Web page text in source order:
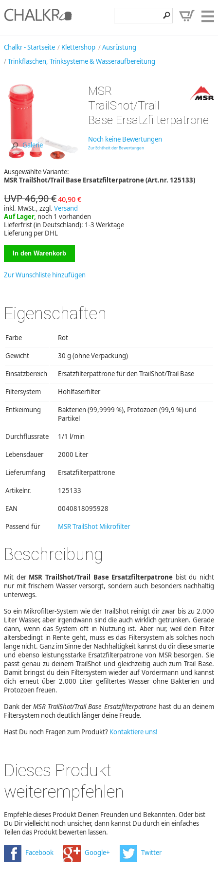
Entdecken
Angebote
Hilfe, Kontakt
Kundenbereich
Chalkr - Startseite Klettershop
Ausrüstung
Trinkflaschen, Trinksysteme & Wasseraufbereitung
Galerie
MSR
TrailShot/Trail
Base Ersatzfilterpatrone
Noch keine Bewertungen
Zur Echtheit der Bewertungen
Ausgewählte Variante:
MSR TrailShot/Trail Base Ersatzfilterpatrone (Art.nr. 125133)
UVP 46,90 €40,90 €
inkl. MwSt., zzgl. Versand
Auf Lager, noch 1 vorhanden
Lieferfrist (in Deutschland): 1-3 Werktage
Lieferung per DHL
Zur Wunschliste hinzufügen
Eigenschaften
Farbe Rot
Gewicht 30 g (ohne Verpackung)
Einsatzbereich Ersatzfilterpattrone für den TrailShot/Trail Base
Filtersystem Hohlfaserfilter
Entkeimung
Bakterien (99,9999 %), Protozoen (99,9 %) und
Partikel
Durchflussrate 1/1 l/min
Lebensdauer 2000 Liter
Lieferumfang Ersatzfilterpattrone
Artikelnr. 125133
EAN 0040818095928
Passend für MSR TrailShot Mikrofilter
Beschreibung
Mit der MSR TrailShot/Trail Base Ersatzfilterpatrone bist du nicht
nur mit frischem Wasser versorgt, sondern auch besonders nachhaltig
unterwegs.
So ein Mikrofilter-System wie der TrailShot reinigt dir zwar bis zu 2.000
Liter Wasser, aber irgendwann sind die auch wirklich getrunken. Gerade
dann, wenn das System oft in Nutzung ist. Aber nur, weil dein Filter
altersbedingt in Rente geht, muss es das Filtersystem als solches noch
lange nicht. Ganz im Sinne der Nachhaltigkeit kannst du dir diese smarte
und ebenso leistungsstarke Ersatzfilterpatrone von MSR besorgen. Sie
passt genau zu deinem TrailShot und gleichzeitig auch zum Trail Base.
Damit bringst du dein Filtersystem wieder auf Vordermann und kannst
dich erneut über 2.000 Liter gefiltertes Wasser ohne Bakterien und
Protozoen freuen.
Dank derMSR TrailShot/Trail Base Ersatzfilterpatronehast du an deinem
Filtersystem noch deutlich länger deine Freude.
Hast Du noch Fragen zum Produkt? Kontaktiere uns!
Dieses Produkt
weiterempfehlen
Empfehle dieses Produkt Deinen Freunden und Bekannten. Oder bist
Du Dir vielleicht noch unsicher, dann kannst Du durch ein einfaches
Teilen das Produkt bewerten lassen.
Facebook Google+ Twitter